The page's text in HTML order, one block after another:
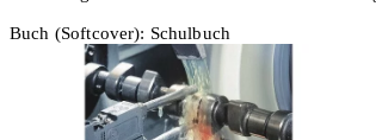
Buch (Softcover): Schulbuch